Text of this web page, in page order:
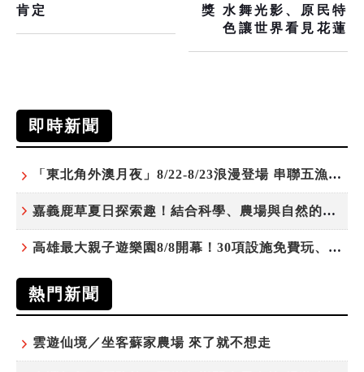
肯定
獎 水舞光影、原民特
色讓世界看見花蓮
即時新聞
「東北角外澳月夜」8/22-8/23浪漫登場 串聯五漁村、音樂、市集、火舞與慢旅共度夏夜
嘉義鹿草夏日探索趣！結合科學、農場與自然的親子小旅行
高雄最大親子遊樂園8/8開幕！30項設施免費玩、YOYO家族嗨翻暑假
熱門新聞
雲遊仙境／坐客蘇家農場 來了就不想走